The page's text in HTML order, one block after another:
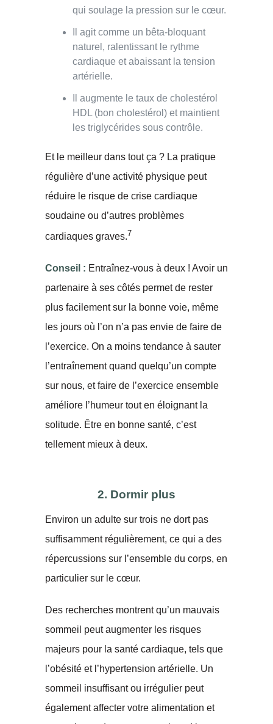
qui soulage la pression sur le cœur.
Il agit comme un bêta-bloquant
naturel, ralentissant le rythme
cardiaque et abaissant la tension
artérielle.
Il augmente le taux de cholestérol
HDL (bon cholestérol) et maintient
les triglycérides sous contrôle.
Et le meilleur dans tout ça ? La pratique
régulière d’une activité physique peut
réduire le risque de crise cardiaque
soudaine ou d’autres problèmes
cardiaques graves.7
Conseil : Entraînez-vous à deux ! Avoir un
partenaire à ses côtés permet de rester
plus facilement sur la bonne voie, même
les jours où l’on n’a pas envie de faire de
l’exercice. On a moins tendance à sauter
l’entraînement quand quelqu’un compte
sur nous, et faire de l’exercice ensemble
améliore l’humeur tout en éloignant la
solitude. Être en bonne santé, c’est
tellement mieux à deux.
2. Dormir plus
Environ un adulte sur trois ne dort pas
suffisamment régulièrement, ce qui a des
répercussions sur l’ensemble du corps, en
particulier sur le cœur.
Des recherches montrent qu’un mauvais
sommeil peut augmenter les risques
majeurs pour la santé cardiaque, tels que
l’obésité et l’hypertension artérielle. Un
sommeil insuffisant ou irrégulier peut
également affecter votre alimentation et